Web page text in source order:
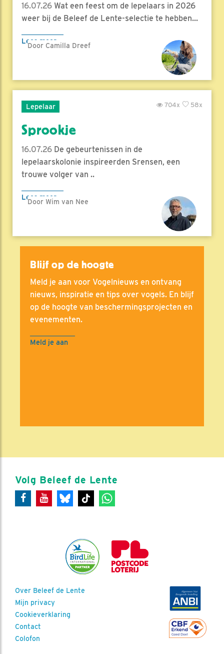
16.07.26 Wat een feest om de lepelaars in 2026
weer bij de Beleef de Lente-selectie te hebben...
Lees meer
Door Camilla Dreef
Lepelaar 58x
704x
Sprookje
16.07.26 De gebeurtenissen in de
lepelaarskolonie inspireerden Srensen, een
trouwe volger van ..
Lees meer
Door Wim van Nee
Blijf op de hoogte
Meld je aan voor Vogelnieuws en ontvang
nieuws, inspiratie en tips over vogels. En blijf
op de hoogte van beschermingsprojecten en
evenementen.
Meld je aan
Volg Beleef de Lente
Over Beleef de Lente
Mijn privacy
Cookieverklaring
Contact
Colofon